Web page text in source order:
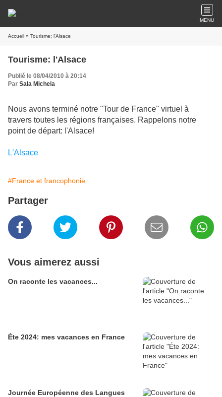
MENU
Accueil » Tourisme: l'Alsace
Tourisme: l'Alsace
Publié le 08/04/2010 à 20:14
Par Sala Michela
Nous avons terminé notre "Tour de France" virtuel à
travers toutes les régions françaises. Rappelons notre
point de départ: l'Alsace!
L'Alsace
#France et francophonie
Partager
Vous aimerez aussi
On raconte les vacances...
Éte 2024: mes vacances en France
Journée Européenne des Langues